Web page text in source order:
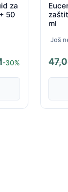
za
50
-30%
ml
Još
cijena
cijena